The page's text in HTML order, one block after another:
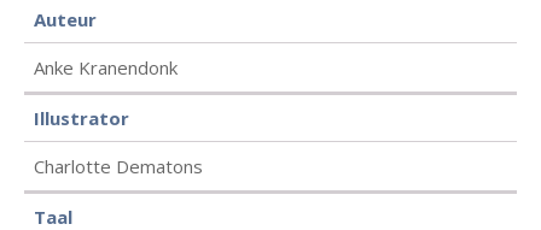
Auteur
Anke Kranendonk
Illustrator
Charlotte Dematons
Taal